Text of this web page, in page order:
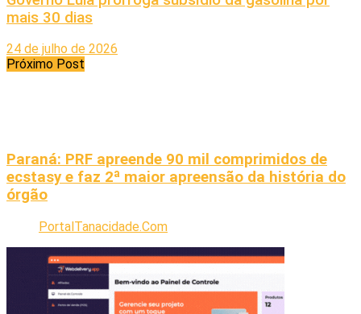
mais 30 dias
24 de julho de 2026
Próximo Post
Paraná: PRF apreende 90 mil comprimidos de
ecstasy e faz 2ª maior apreensão da história do
órgão
PortalTanacidade.Com